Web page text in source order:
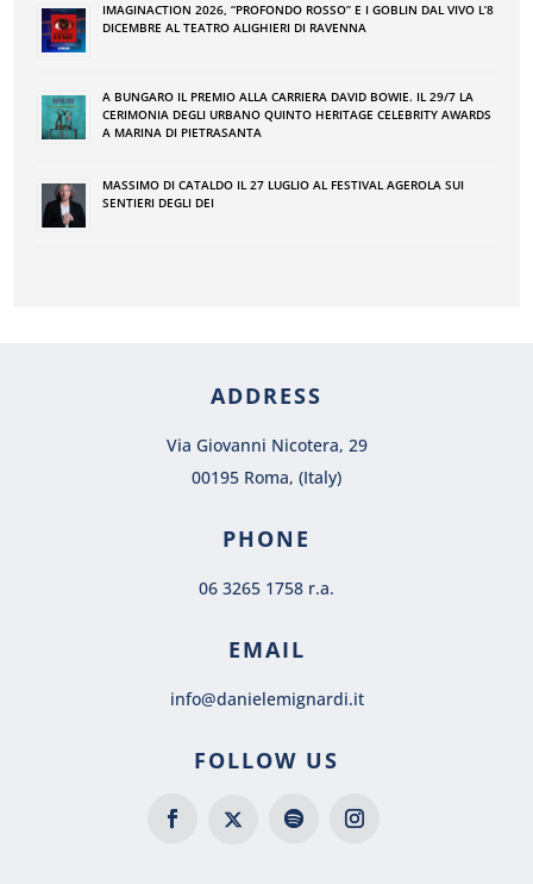
IMAGINACTION 2026, “PROFONDO ROSSO” E I GOBLIN DAL VIVO L’8
DICEMBRE AL TEATRO ALIGHIERI DI RAVENNA
A BUNGARO IL PREMIO ALLA CARRIERA DAVID BOWIE. IL 29/7 LA
CERIMONIA DEGLI URBANO QUINTO HERITAGE CELEBRITY AWARDS
A MARINA DI PIETRASANTA
MASSIMO DI CATALDO IL 27 LUGLIO AL FESTIVAL AGEROLA SUI
SENTIERI DEGLI DEI
ADDRESS
Via Giovanni Nicotera, 29
00195 Roma, (Italy)
PHONE
06 3265 1758 r.a.
EMAIL
info@danielemignardi.it
FOLLOW US